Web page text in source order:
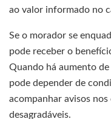
ao valor informado no
Se o morador se
pode receber o
Quando há aumento
pode depender de
acompanhar avisos
desagradáveis.